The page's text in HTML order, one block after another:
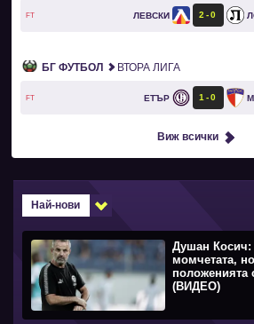
FT ЛЕВСКИ 2 0
БГ ФУТБОЛ ВТОРА ЛИГА
FT ЕТЪР 1 0
Виж всички
Най-нови
Душан Косич:
момчетата,
положенията
(ВИДЕО)